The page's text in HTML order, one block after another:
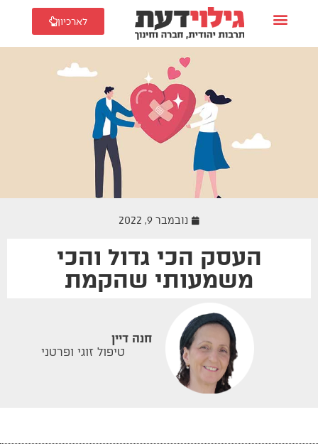
לארכיון
נובמבר 9, 2022
העסק הכי גדול והכי
משמעותי שהקמת
חנה דיין
טיפול זוגי ופרטני